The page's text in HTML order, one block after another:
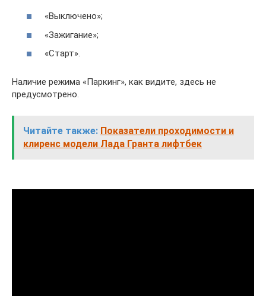
«Выключено»;
«Зажигание»;
«Старт».
Наличие режима «Паркинг», как видите, здесь не
предусмотрено.
Читайте также: Показатели проходимости и
клиренс модели Лада Гранта лифтбек